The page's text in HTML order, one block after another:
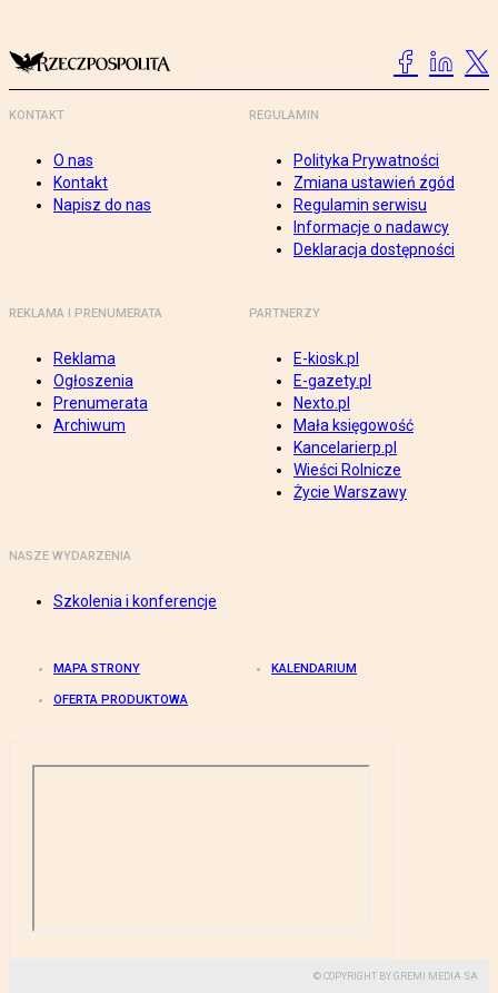
KONTAKT
O nas
Kontakt
Napisz do nas
REGULAMIN
Polityka Prywatności
Zmiana ustawień zgód
Regulamin serwisu
Informacje o nadawcy
Deklaracja dostępności
REKLAMA I PRENUMERATA
Reklama
Ogłoszenia
Prenumerata
Archiwum
PARTNERZY
E-kiosk.pl
E-gazety.pl
Nexto.pl
Mała księgowość
Kancelarierp.pl
Wieści Rolnicze
Życie Warszawy
NASZE WYDARZENIA
Szkolenia i konferencje
MAPA STRONY KALENDARIUM
OFERTA PRODUKTOWA
© COPYRIGHT BY GREMI MEDIA SA